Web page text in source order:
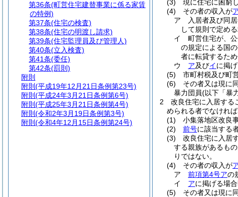
(3)
現に住宅に困窮
(4)
その者の収入が
ア
入居者及び同
して規則で定め
イ
町営住宅が、
の規定による国
者に転貸するた
ウ
ア及びイに掲
(5)
市町村税及び町
(6)
その者又は現に
暴力団員(以下「暴
2
改良住宅に入居する
められる者でなければ
(1)
小集落地区改良
(2)
前号に該当する
(3)
改良住宅に入居
する親族があるもの
りではない。
(4)
その者の収入が
ア
前項第4号アの
イ
アに掲げる場
(5)
その者又は現に
第36条(町営住宅建替事業に係る家賃
の特例)
第37条(住宅の検査)
第38条(住宅の明渡し請求)
第39条(住宅監理員及び管理人)
第40条(立入検査)
第41条(委任)
第42条(罰則)
附則
附則 (平成19年12月21日条例第23号)
附則 (平成24年3月21日条例第6号)
附則 (平成25年3月21日条例第4号)
附則 (令和2年3月19日条例第3号)
附則 (令和4年12月15日条例第24号)